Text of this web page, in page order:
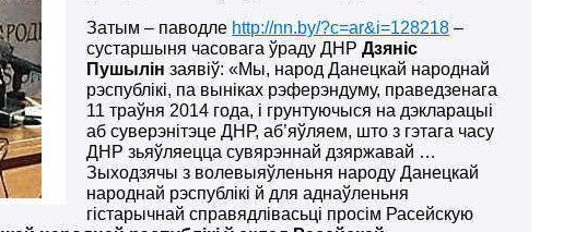
Затым – паводле http://nn.by/?c=ar&i=128218 –
сустаршыня часовага ўраду ДНРДзяніс
Пушылін заявіў: «Мы, народ Данецкай народнай
рэспублікі, па выніках рэферэндуму, праведзенага
11 траўня 2014 года, і грунтуючыся на дэкларацыі
аб суверэнітэце ДНР, аб’яўляем, што з гэтага часу
ДНР зьяўляецца сувярэннай дзяржавай …
Зыходзячы з волевыяўленьня народу Данецкай
народнай рэспублікі й для аднаўленьня
гістарычнай справядлівасьці просім Расейскую